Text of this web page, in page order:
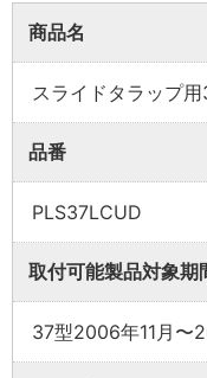
商品名
スライドタラップ
品番
PLS37LCUD
取付可能製品対象期
37型2006年11月〜
業者様向け商
ない商品です。
ない商品をご購入